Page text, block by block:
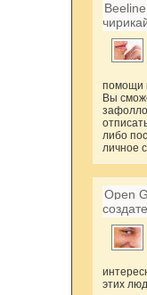
помощи
Вы
либо
личное
Open
этих